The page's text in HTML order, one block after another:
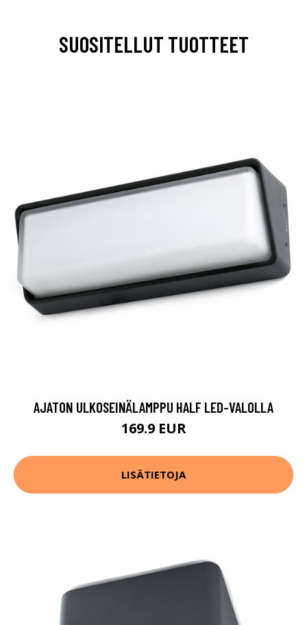
SUOSITELLUT TUOTTEET
AJATON ULKOSEINÄLAMPPU HALF LED-VALOLLA
169.9 EUR
LISÄTIETOJA